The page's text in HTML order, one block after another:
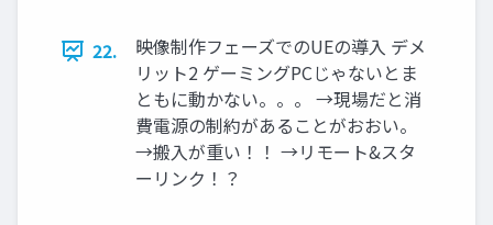
22.
映像制作フェーズでのUEの導入 デメ
リット2 ゲーミングPCじゃないとま
ともに動かない。。。 →現場だと消
費電源の制約があることがおおい。
→搬入が重い！！ →リモート&スタ
ーリンク！？